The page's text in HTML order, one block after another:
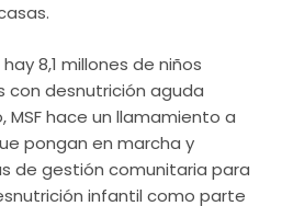
8,1 millones de niños
con desnutrición aguda
MSF hace un llamamiento a
pongan en marcha y
de gestión comunitaria para
infantil como parte